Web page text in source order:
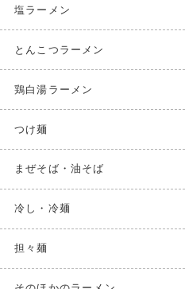
塩ラーメン
とんこつラーメン
鶏白湯ラーメン
つけ麺
まぜそば・油そば
冷し・冷麺
担々麺